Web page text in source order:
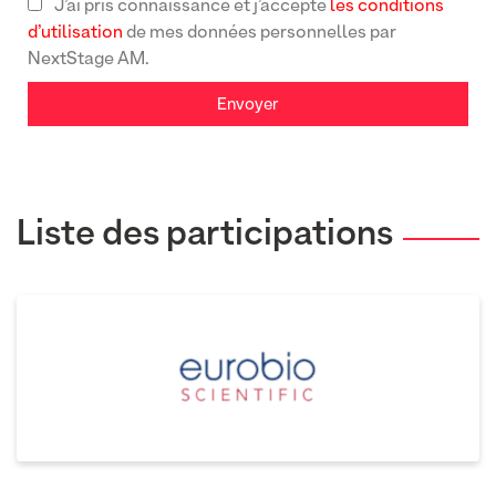
J’ai pris connaissance et j’accepte les conditions
d’utilisation de mes données personnelles par
NextStage AM.
Envoyer
Liste des participations